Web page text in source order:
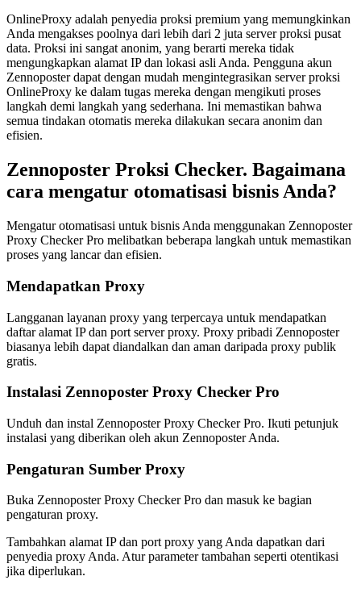
OnlineProxy adalah penyedia proksi premium yang memungkinkan
Anda mengakses poolnya dari lebih dari 2 juta server proksi pusat
data. Proksi ini sangat anonim, yang berarti mereka tidak
mengungkapkan alamat IP dan lokasi asli Anda. Pengguna akun
Zennoposter dapat dengan mudah mengintegrasikan server proksi
OnlineProxy ke dalam tugas mereka dengan mengikuti proses
langkah demi langkah yang sederhana. Ini memastikan bahwa
semua tindakan otomatis mereka dilakukan secara anonim dan
efisien.
Zennoposter Proksi Checker. Bagaimana
cara mengatur otomatisasi bisnis Anda?
Mengatur otomatisasi untuk bisnis Anda menggunakan Zennoposter
Proxy Checker Pro melibatkan beberapa langkah untuk memastikan
proses yang lancar dan efisien.
Mendapatkan Proxy
Langganan layanan proxy yang terpercaya untuk mendapatkan
daftar alamat IP dan port server proxy. Proxy pribadi Zennoposter
biasanya lebih dapat diandalkan dan aman daripada proxy publik
gratis.
Instalasi Zennoposter Proxy Checker Pro
Unduh dan instal Zennoposter Proxy Checker Pro. Ikuti petunjuk
instalasi yang diberikan oleh akun Zennoposter Anda.
Pengaturan Sumber Proxy
Buka Zennoposter Proxy Checker Pro dan masuk ke bagian
pengaturan proxy.
Tambahkan alamat IP dan port proxy yang Anda dapatkan dari
penyedia proxy Anda. Atur parameter tambahan seperti otentikasi
jika diperlukan.